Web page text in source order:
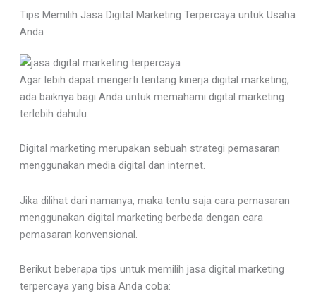
Tips Memilih Jasa Digital Marketing Terpercaya untuk Usaha
Anda
Agar lebih dapat mengerti tentang kinerja digital marketing,
ada baiknya bagi Anda untuk memahami digital marketing
terlebih dahulu.
Digital marketing merupakan sebuah strategi pemasaran
menggunakan media digital dan internet.
Jika dilihat dari namanya, maka tentu saja cara pemasaran
menggunakan digital marketing berbeda dengan cara
pemasaran konvensional.
Berikut beberapa tips untuk memilih jasa digital marketing
terpercaya yang bisa Anda coba: